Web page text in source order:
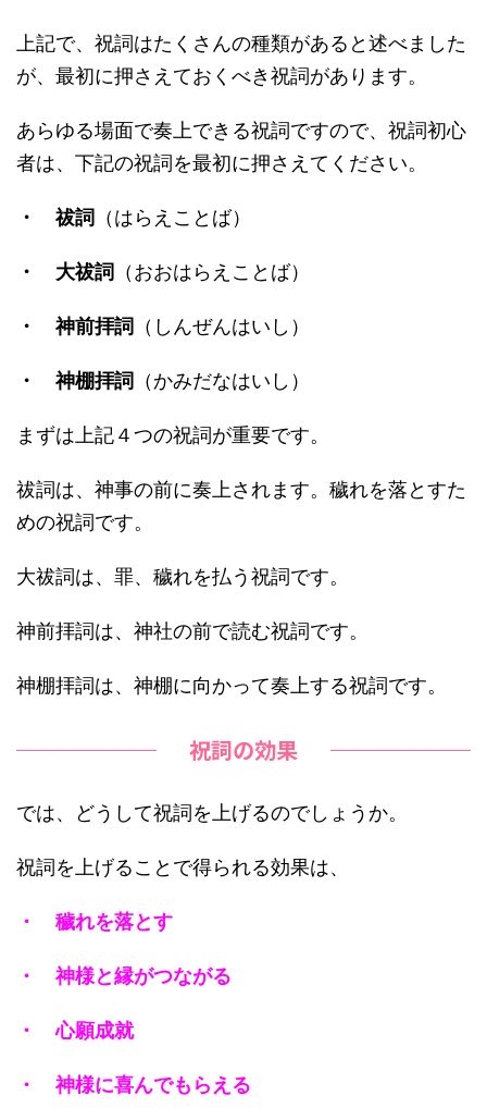
上記で、祝詞はたくさんの種類があると述べました
が、最初に押さえておくべき祝詞があります。
あらゆる場面で奏上できる祝詞ですので、祝詞初心
者は、下記の祝詞を最初に押さえてください。
・ 祓詞 （はらえことば）
・ 大祓詞 （おおはらえことば）
・ 神前拝詞 （しんぜんはいし）
・ 神棚拝詞 （かみだなはいし）
まずは上記４つの祝詞が重要です。
祓詞は、神事の前に奏上されます。穢れを落とすた
めの祝詞です。
大祓詞は、罪、穢れを払う祝詞です。
神前拝詞は、神社の前で読む祝詞です。
神棚拝詞は、神棚に向かって奏上する祝詞です。
祝詞の効果
では、どうして祝詞を上げるのでしょうか。
祝詞を上げることで得られる効果は、
・ 穢れを落とす
・ 神様と縁がつながる
・ 心願成就
・ 神様に喜んでもらえる